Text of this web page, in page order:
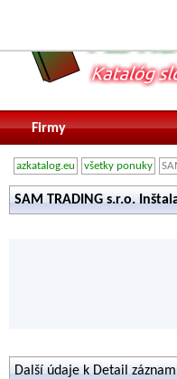
Firmy
azkatalog.eu všetky ponuky
SAM TRADING s.r.o.
Další údaje k Detail